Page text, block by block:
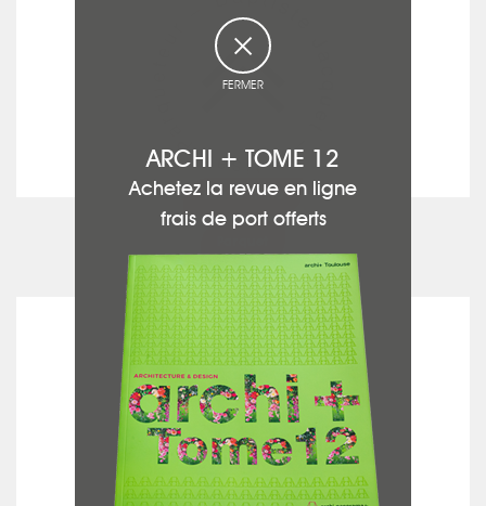
voir la fiche
L'ARTELIER TOULOUSAIN
FERMER
ARCHI + TOME 12
Achetez la revue en ligne
frais de port offerts